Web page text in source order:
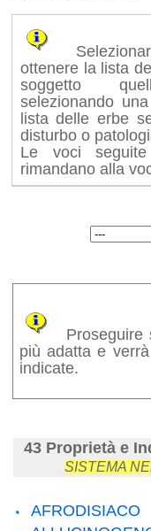
ottenere la lista
soggetto
selezionando
lista delle erbe
disturbo o
Le voci
rimandano alla
Proseguire
più adatta e
indicate.
43 Proprietà e
SISTEMA
AFRODISIACO